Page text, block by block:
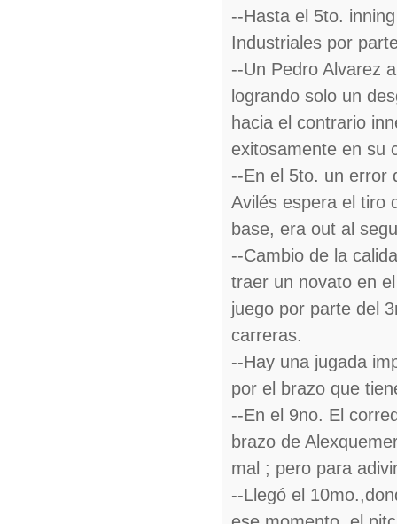
--Hasta el 5to.
Industriales por
--Un Pedro Alvarez
logrando solo un
hacia el contrario
exitosamente en su
--En el 5to. un error
Avilés espera el tiro
base, era out al
--Cambio de la
traer un novato en
juego por parte del
carreras.
--Hay una jugada
por el brazo que
--En el 9no. El
brazo de
mal ; pero para
--Llegó el